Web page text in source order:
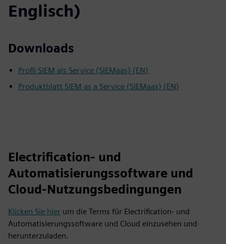
Englisch)
Downloads
Profil SIEM als Service (SIEMaas) (EN)
Produktblatt SIEM as a Service (SIEMaas) (EN)
Electrification- und
Automatisierungssoftware und
Cloud-Nutzungsbedingungen
Klicken Sie hier um die Terms für Electrification- und
Automatisierungssoftware und Cloud einzusehen und
herunterzuladen.